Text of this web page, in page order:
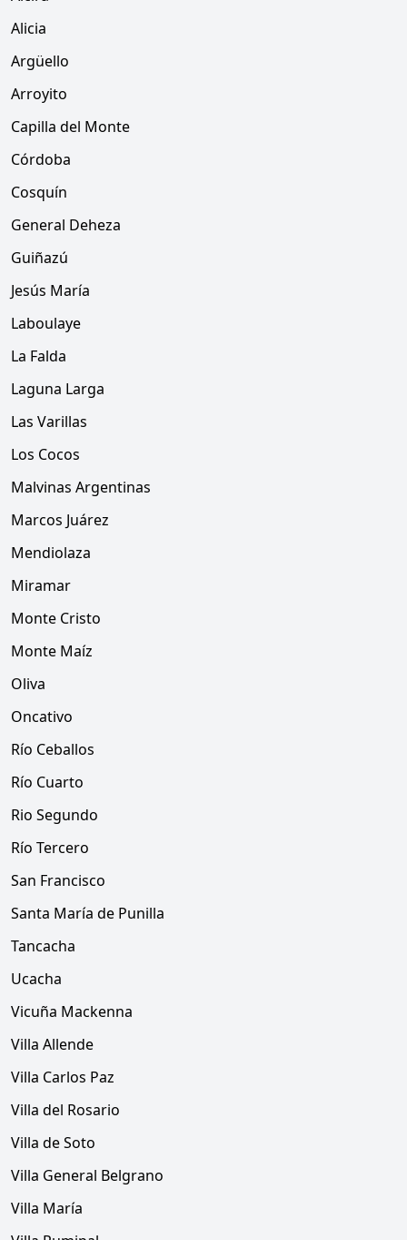
Alicia
Argüello
Arroyito
Capilla del Monte
Córdoba
Cosquín
General Deheza
Guiñazú
Jesús María
Laboulaye
La Falda
Laguna Larga
Las Varillas
Los Cocos
Malvinas Argentinas
Marcos Juárez
Mendiolaza
Miramar
Monte Cristo
Monte Maíz
Oliva
Oncativo
Río Ceballos
Río Cuarto
Rio Segundo
Río Tercero
San Francisco
Santa María de Punilla
Tancacha
Ucacha
Vicuña Mackenna
Villa Allende
Villa Carlos Paz
Villa del Rosario
Villa de Soto
Villa General Belgrano
Villa María